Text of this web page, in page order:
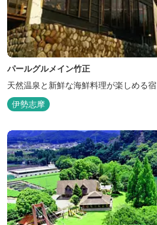
パールグルメイン竹正
天然温泉と新鮮な海鮮料理が楽しめる宿
伊勢志摩